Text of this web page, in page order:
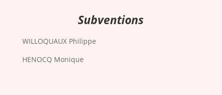
Subventions
WILLOQUAUX Philippe
HENOCQ Monique